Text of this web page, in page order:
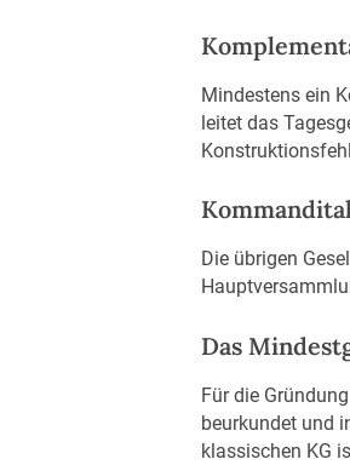
Mindestens ein
leitet das
Die übrigen
Das
Für die
beurkundet und
klassischen KG